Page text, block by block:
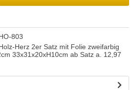
803
Herz 2er Satz mit Folie zweifarbig
33x31x20xH10cm ab Satz a. 12,97